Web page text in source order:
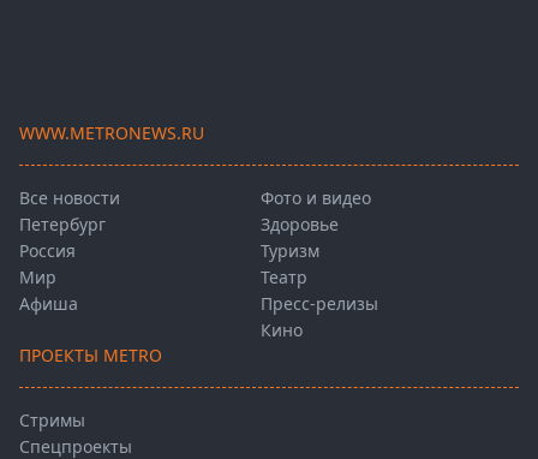
WWW.METRONEWS.RU
Все новости
Петербург
Россия
Мир
Афиша
Фото и видео
Здоровье
Туризм
Театр
Пресс-релизы
Кино
ПРОЕКТЫ METRO
Стримы
Спецпроекты